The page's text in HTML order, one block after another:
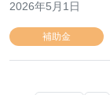
2026年5月1日
補助金